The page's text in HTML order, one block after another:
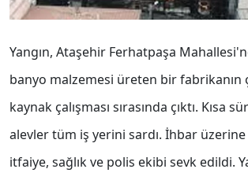
Yangın, Ataşehir Ferhatpaşa
banyo malzemesi üreten bir fabrikanın
kaynak çalışması sırasında çıktı. Kısa
alevler tüm iş yerini sardı. İhbar
itfaiye, sağlık ve polis ekibi sevk edildi.